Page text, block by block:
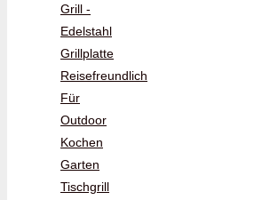
Grill -
Edelstahl
Grillplatte
Reisefreundlich
Für
Outdoor
Kochen
Garten
Tischgrill